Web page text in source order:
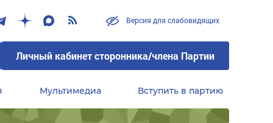
Версия для слабовидящих
Личный кабинет сторонника/члена Партии
Мультимедиа Вступить в партию